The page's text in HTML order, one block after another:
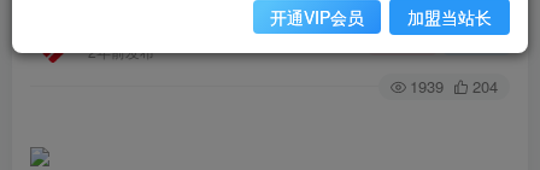
2年前发布
关注 私信
1939 204
开通VIP会员 加盟当站长